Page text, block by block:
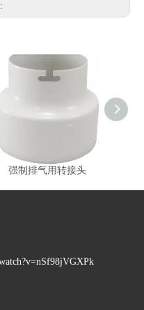
强制排气用转接头